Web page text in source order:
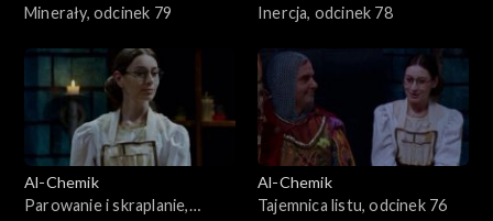
Minerały, odcinek 79
Inercja, odcinek 78
Al-Chemik
Parowanie i skraplanie,
Al-Chemik
Tajemnica listu, odcinek 76